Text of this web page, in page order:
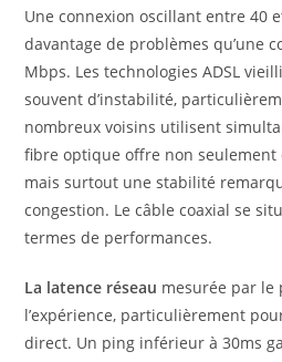
Une connexion oscillant entre 40
davantage de problèmes qu’une
Mbps. Les technologies ADSL
souvent d’instabilité,
nombreux voisins utilisent
fibre optique offre non
mais surtout une stabilité
congestion. Le câble coaxial se
termes de performances.
La latence réseau mesurée par le
l’expérience, particulièrement
direct. Un ping inférieur à 30ms